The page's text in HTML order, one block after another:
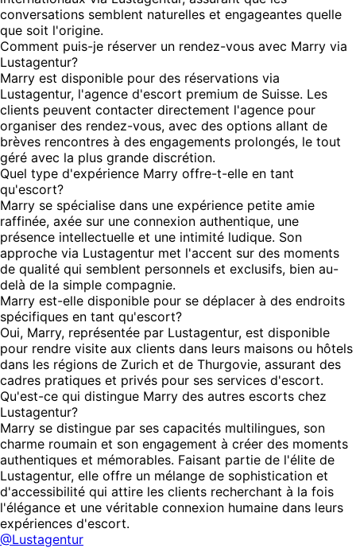
conversations semblent naturelles et engageantes quelle
que soit l'origine.
Comment puis-je réserver un rendez-vous avec Marry via
Lustagentur?
Marry est disponible pour des réservations via
Lustagentur, l'agence d'escort premium de Suisse. Les
clients peuvent contacter directement l'agence pour
organiser des rendez-vous, avec des options allant de
brèves rencontres à des engagements prolongés, le tout
géré avec la plus grande discrétion.
Quel type d'expérience Marry offre-t-elle en tant
qu'escort?
Marry se spécialise dans une expérience petite amie
raffinée, axée sur une connexion authentique, une
présence intellectuelle et une intimité ludique. Son
approche via Lustagentur met l'accent sur des moments
de qualité qui semblent personnels et exclusifs, bien au-
delà de la simple compagnie.
Marry est-elle disponible pour se déplacer à des endroits
spécifiques en tant qu'escort?
Oui, Marry, représentée par Lustagentur, est disponible
pour rendre visite aux clients dans leurs maisons ou hôtels
dans les régions de Zurich et de Thurgovie, assurant des
cadres pratiques et privés pour ses services d'escort.
Qu'est-ce qui distingue Marry des autres escorts chez
Lustagentur?
Marry se distingue par ses capacités multilingues, son
charme roumain et son engagement à créer des moments
authentiques et mémorables. Faisant partie de l'élite de
Lustagentur, elle offre un mélange de sophistication et
d'accessibilité qui attire les clients recherchant à la fois
l'élégance et une véritable connexion humaine dans leurs
expériences d'escort.
@Lustagentur